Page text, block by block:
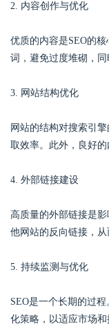
2. 内容创作与优化
优质的内容是SEO的
词，避免过度堆砌，
3. 网站结构优化
网站的结构对搜索引
取效率。此外，良好
4. 外部链接建设
高质量的外部链接是
他网站的反向链接，从
5. 持续监测与优化
SEO是一个长期的过
化策略，以适应市场和